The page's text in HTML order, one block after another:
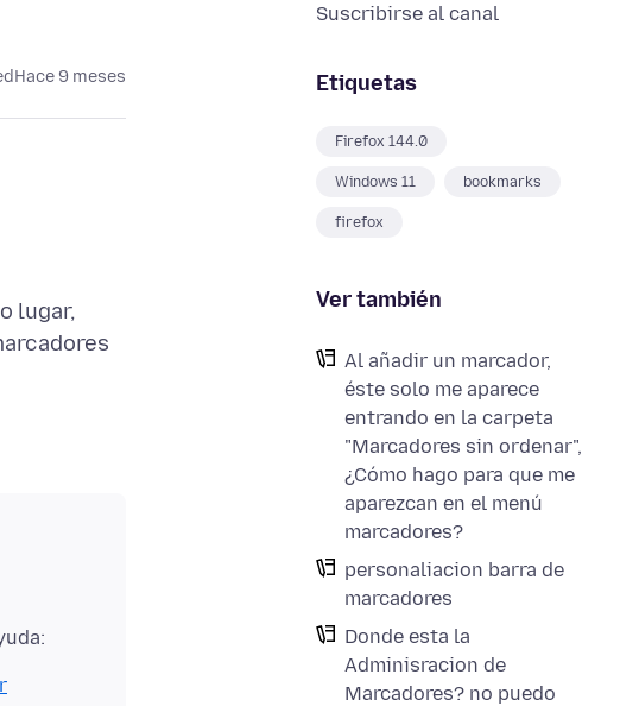
Suscribirse al canal
Etiquetas
Firefox 144.0
Windows 11 bookmarks
firefox
Ver también
Al añadir un marcador,
éste solo me aparece
entrando en la carpeta
"Marcadores sin ordenar",
¿Cómo hago para que me
aparezcan en el menú
marcadores?
personaliacion barra de
marcadores
Donde esta la
Adminisracion de
Marcadores? no puedo
Hace 9 meses
lugar,